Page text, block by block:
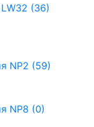
(36)
NP2 (59)
NP8 (0)